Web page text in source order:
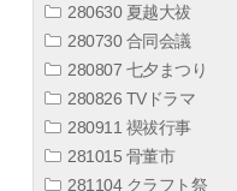
280630 夏越大祓
280730 合同会議
280807 七夕まつり
280826 TVドラマ
280911 禊祓行事
281015 骨董市
281104 クラフト祭